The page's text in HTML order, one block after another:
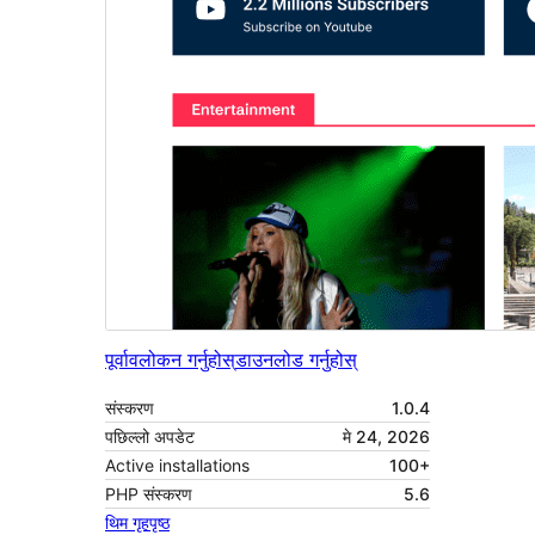
पूर्वावलोकन गर्नुहोस्डाउनलोड गर्नुहोस्
संस्करण
1.0.4
पछिल्लो अपडेट
मे 24, 2026
Active installations
100+
PHP संस्करण
5.6
थिम गृहपृष्ठ